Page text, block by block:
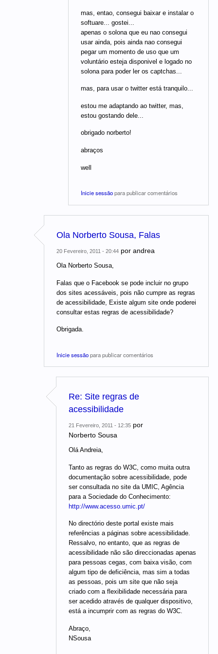
mas, entao, consegui baixar e instalar o
softuare... gostei...
apenas o solona que eu nao consegui
usar ainda, pois ainda nao consegui
pegar um momento de uso que um
voluntário esteja disponivel e logado no
solona para poder ler os captchas...
mas, para usar o twitter está tranquilo...
estou me adaptando ao twitter, mas,
estou gostando dele...
obrigado norberto!
abraços
well
Inicie sessãopara publicar comentários
Ola Norberto Sousa, Falas
20 Fevereiro, 2011 - 20:44 por andrea
Ola Norberto Sousa,
Falas que o Facebook se pode incluir no grupo
dos sites acessáveis, pois não cumpre as regras
de acessibilidade, Existe algum site onde poderei
consultar estas regras de acessibilidade?
Obrigada.
Inicie sessãopara publicar comentários
Re: Site regras de
acessibilidade
21 Fevereiro, 2011 - 12:35 por
Norberto Sousa
Olá Andreia,
Tanto as regras do W3C, como muita outra
documentação sobre acessibilidade, pode
ser consultada no site da UMIC, Agência
para a Sociedade do Conhecimento:
http://www.acesso.umic.pt/
No directório deste portal existe mais
referências a páginas sobre acessibilidade.
Ressalvo, no entanto, que as regras de
acessibilidade não são direccionadas apenas
para pessoas cegas, com baixa visão, com
algum tipo de deficiência, mas sim a todas
as pessoas, pois um site que não seja
criado com a flexibilidade necessária para
ser acedido através de qualquer dispositivo,
está a incumprir com as regras do W3C.
Abraço,
NSousa